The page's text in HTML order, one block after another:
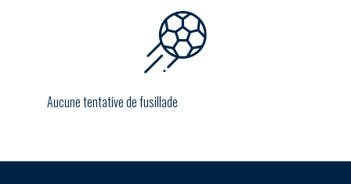
Aucune tentative de fusillade